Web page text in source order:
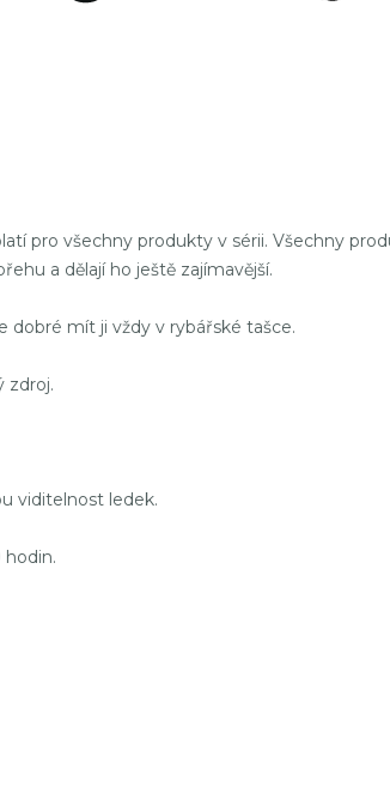
pro všechny produkty v sérii. Všechny
a dělají ho ještě zajímavější.
dobré mít ji vždy v rybářské tašce.
zdroj.
viditelnost ledek.